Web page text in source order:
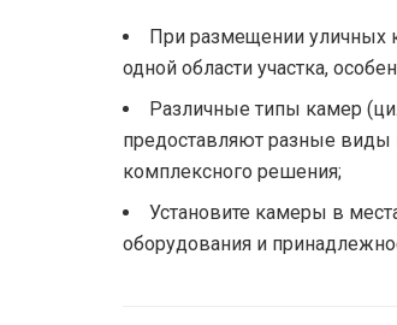
При размещении уличных
одной области участка,
Различные типы камер
предоставляют разные виды
комплексного решения;
Установите камеры в
оборудования и